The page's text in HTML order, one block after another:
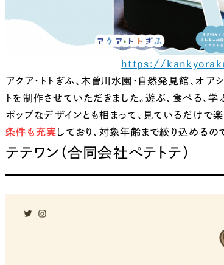
取引実績全国1,400
コーボレートサイト
制作実績
https://
アクア・トトぎふ、木曽川水園・自然発見館、オア
トを制作させていただきました。遊ぶ、食べる、学ぶ
ポップなデザインとも相まって、見ているだけで楽
条件も充実しており、対象年齢まで絞り込める
テテワン（合同会社ぺテトテ）